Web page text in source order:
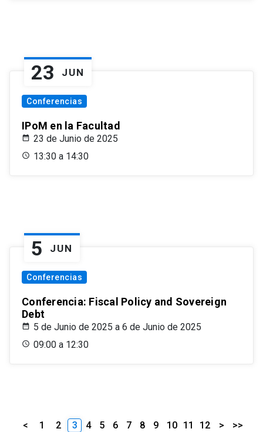
23 JUN
Conferencias
IPoM en la Facultad
23 de Junio de 2025
13:30 a 14:30
5 JUN
Conferencias
Conferencia: Fiscal Policy and Sovereign
Debt
5 de Junio de 2025 a 6 de Junio de 2025
09:00 a 12:30
< 1 2 3 4 5 6 7 8 9 10 11 12 > >>